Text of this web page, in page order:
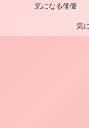
気になる俳優
気